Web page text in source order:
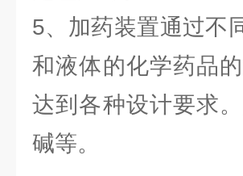
5、加药装置通过不
和液体的化学药品
达到各种设计要求
碱等。